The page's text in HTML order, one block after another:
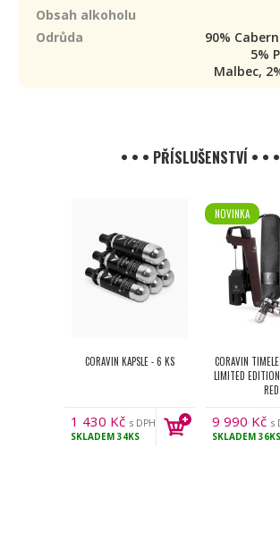
Obsah alkoholu
Odrůda
90%
5%
Malbec,
• • • PŘÍSLUŠENSTVÍ • • •
CORAVIN KAPSLE - 6 KS
1 430 Kč s DPH
SKLADEM34KS
NOVINKA
CORAVIN
LIMITED
RED
9 990 Kč s
SKLADEM36KS